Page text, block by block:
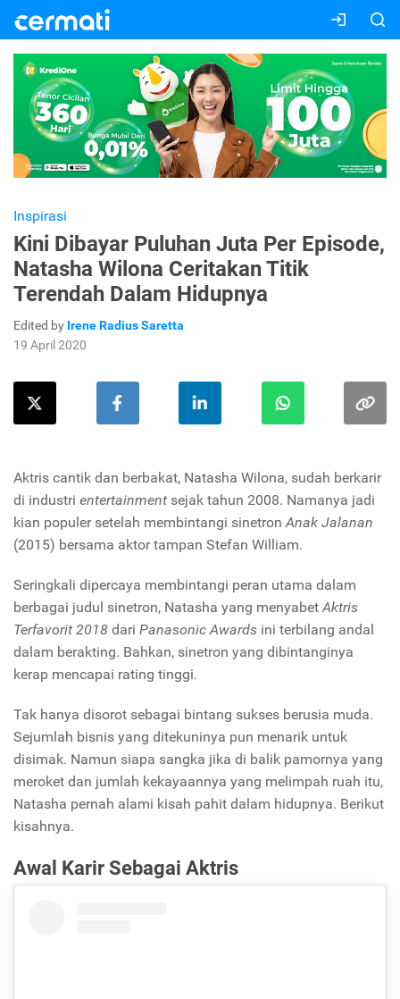
Inspirasi
Kini Dibayar Puluhan Juta Per Episode,
Natasha Wilona Ceritakan Titik
Terendah Dalam Hidupnya
Edited by Irene Radius Saretta
19 April 2020
Aktris cantik dan berbakat, Natasha Wilona, sudah berkarir
di industri entertainment sejak tahun 2008. Namanya jadi
kian populer setelah membintangi sinetronAnak Jalanan
(2015) bersama aktor tampan Stefan William.
Seringkali dipercaya membintangi peran utama dalam
berbagai judul sinetron, Natasha yang menyabetAktris
Terfavorit 2018 dari Panasonic Awards ini terbilang andal
dalam berakting. Bahkan, sinetron yang dibintanginya
kerap mencapai rating tinggi.
Tak hanya disorot sebagai bintang sukses berusia muda.
Sejumlah bisnis yang ditekuninya pun menarik untuk
disimak. Namun siapa sangka jika di balik pamornya yang
meroket dan jumlah kekayaannya yang melimpah ruah itu,
Natasha pernah alami kisah pahit dalam hidupnya. Berikut
kisahnya.
Awal Karir Sebagai Aktris